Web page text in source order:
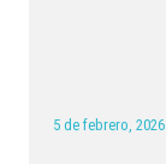
5 de febrero, 2026